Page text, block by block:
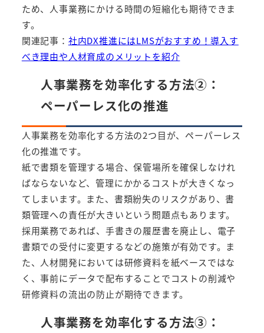
ため、人事業務にかける時間の短縮化も期待できま
す。
関連記事： 社内DX推進にはLMSがおすすめ！導入す
べき理由や人材育成のメリットを紹介
人事業務を効率化する方法②：
ペーパーレス化の推進
人事業務を効率化する方法の2つ目が、ペーパーレス
化の推進です。
紙で書類を管理する場合、保管場所を確保しなけれ
ばならないなど、管理にかかるコストが大きくなっ
てしまいます。また、書類紛失のリスクがあり、書
類管理への責任が大きいという問題点もあります。
採用業務であれば、手書きの履歴書を廃止し、電子
書類での受付に変更するなどの施策が有効です。ま
た、人材開発においては研修資料を紙ベースではな
く、事前にデータで配布することでコストの削減や
研修資料の流出の防止が期待できます。
人事業務を効率化する方法③：